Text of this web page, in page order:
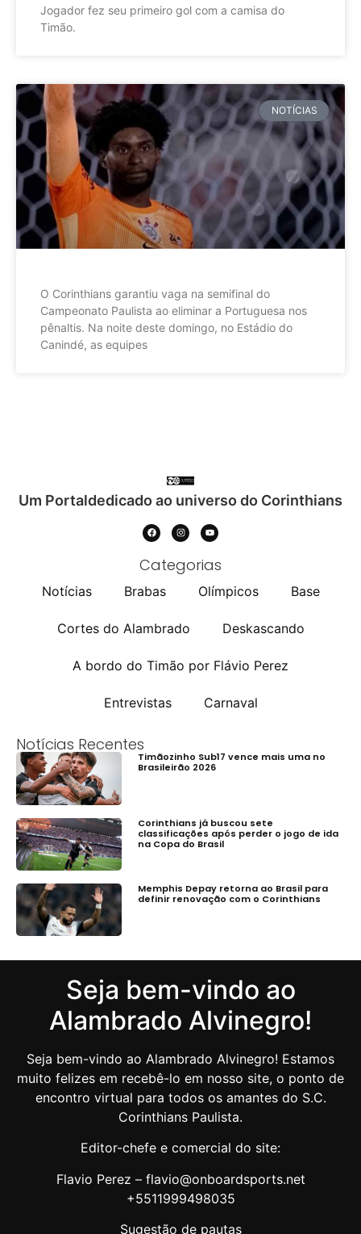
Jogador fez seu primeiro gol com a camisa do
Timão.
NOTÍCIAS
O Corinthians garantiu vaga na semifinal do
Campeonato Paulista ao eliminar a Portuguesa nos
pênaltis. Na noite deste domingo, no Estádio do
Canindé, as equipes
Um Portaldedicado ao universo do Corinthians
Categorias
Notícias Brabas Olímpicos Base
Cortes do Alambrado Deskascando
A bordo do Timão por Flávio Perez
Entrevistas Carnaval
Notícias Recentes
Timãozinho Sub17 vence mais uma no
Brasileirão 2026
Corinthians já buscou sete
classificações após perder o jogo de ida
na Copa do Brasil
Memphis Depay retorna ao Brasil para
definir renovação com o Corinthians
Seja bem-vindo ao
Alambrado Alvinegro!
Seja bem-vindo ao Alambrado Alvinegro! Estamos
muito felizes em recebê-lo em nosso site, o ponto de
encontro virtual para todos os amantes do S.C.
Corinthians Paulista.
Editor-chefe e comercial do site:
Flavio Perez – flavio@onboardsports.net
+5511999498035
Sugestão de pautas